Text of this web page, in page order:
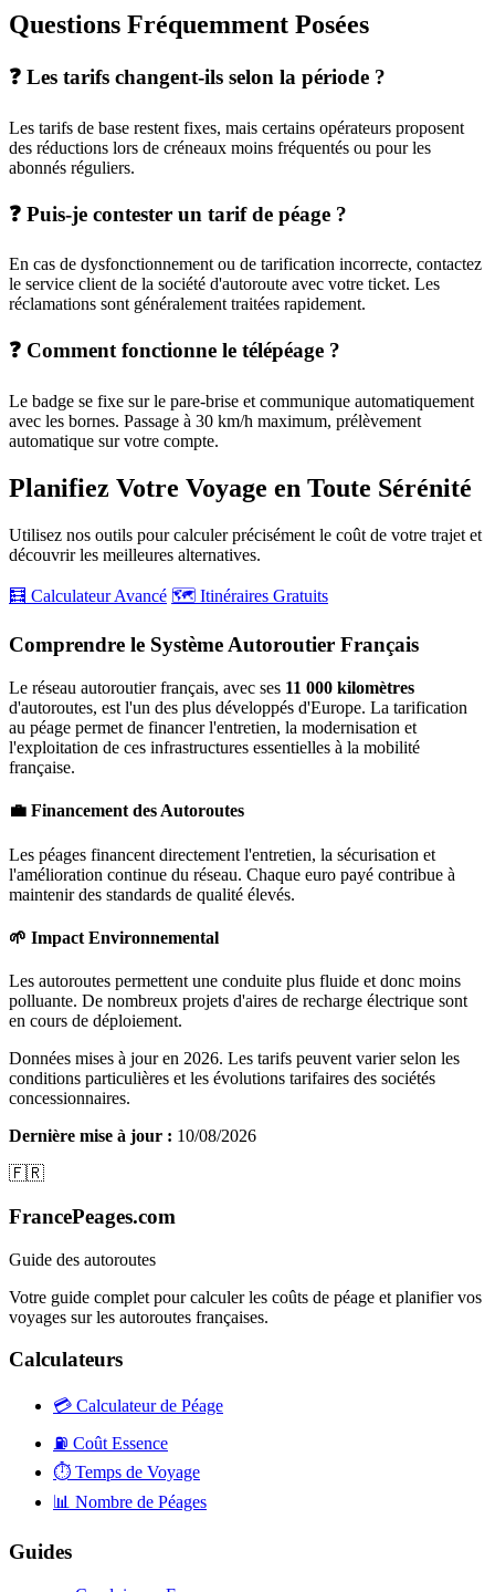
Questions Fréquemment Posées
❓ Les tarifs changent-ils selon la période ?
Les tarifs de base restent fixes, mais certains opérateurs proposent
des réductions lors de créneaux moins fréquentés ou pour les
abonnés réguliers.
❓ Puis-je contester un tarif de péage ?
En cas de dysfonctionnement ou de tarification incorrecte, contactez
le service client de la société d'autoroute avec votre ticket. Les
réclamations sont généralement traitées rapidement.
❓ Comment fonctionne le télépéage ?
Le badge se fixe sur le pare-brise et communique automatiquement
avec les bornes. Passage à 30 km/h maximum, prélèvement
automatique sur votre compte.
Planifiez Votre Voyage en Toute Sérénité
Utilisez nos outils pour calculer précisément le coût de votre trajet et
découvrir les meilleures alternatives.
🧮 Calculateur Avancé 🗺️ Itinéraires Gratuits
Comprendre le Système Autoroutier Français
Le réseau autoroutier français, avec ses 11 000 kilomètres
d'autoroutes, est l'un des plus développés d'Europe. La tarification
au péage permet de financer l'entretien, la modernisation et
l'exploitation de ces infrastructures essentielles à la mobilité
française.
💼 Financement des Autoroutes
Les péages financent directement l'entretien, la sécurisation et
l'amélioration continue du réseau. Chaque euro payé contribue à
maintenir des standards de qualité élevés.
🌱 Impact Environnemental
Les autoroutes permettent une conduite plus fluide et donc moins
polluante. De nombreux projets d'aires de recharge électrique sont
en cours de déploiement.
Données mises à jour en 2026. Les tarifs peuvent varier selon les
conditions particulières et les évolutions tarifaires des sociétés
concessionnaires.
Dernière mise à jour : 10/08/2026
🇫🇷
FrancePeages.com
Guide des autoroutes
Votre guide complet pour calculer les coûts de péage et planifier vos
voyages sur les autoroutes françaises.
Calculateurs
💳 Calculateur de Péage
⛽ Coût Essence
⏱️ Temps de Voyage
📊 Nombre de Péages
Guides